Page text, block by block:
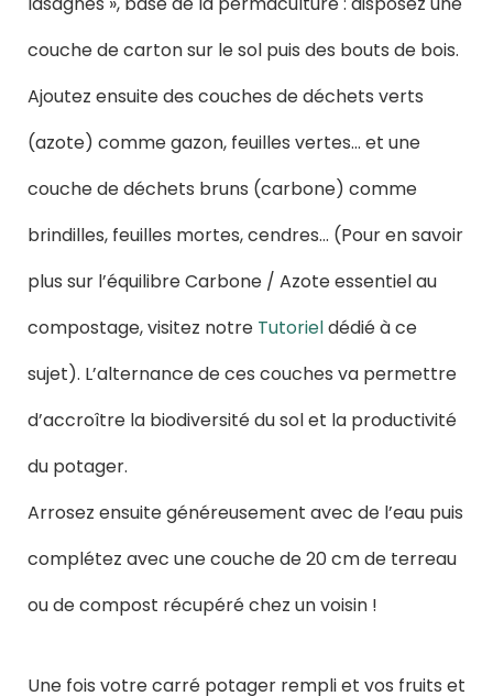
couche de carton sur le sol puis des bouts de bois.
Ajoutez ensuite des couches de déchets verts
(azote) comme gazon, feuilles vertes… et une
couche de déchets bruns (carbone) comme
brindilles, feuilles mortes, cendres… (Pour en savoir
plus sur l’équilibre Carbone / Azote essentiel au
compostage, visitez notre Tutorieldédié à ce
sujet). L’alternance de ces couches va permettre
d’accroître la biodiversité du sol et la productivité
du potager.
Arrosez ensuite généreusement avec de l’eau puis
complétez avec une couche de 20 cm de terreau
ou de compost récupéré chez un voisin !
Une fois votre carré potager rempli et vos fruits et